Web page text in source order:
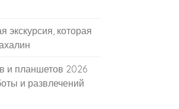
экскурсия, которая
и планшетов 2026
и развлечений